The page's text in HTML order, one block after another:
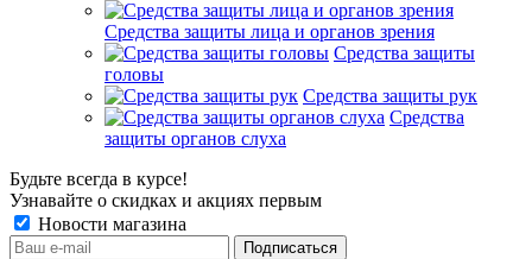
Средства защиты лица и органов зрения
Средства защиты
головы
Средства защиты рук
Средства
защиты органов слуха
Будьте всегда в курсе!
Узнавайте о скидках и акциях первым
Новости магазина